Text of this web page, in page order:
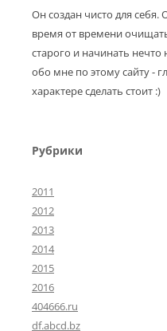
Он создан чисто для
время от времени
старого и начинать нечто
обо мне по этому сайту -
характере сделать стоит :)
Рубрики
2011
2012
2013
2014
2015
2016
404666.ru
df.abcd.bz